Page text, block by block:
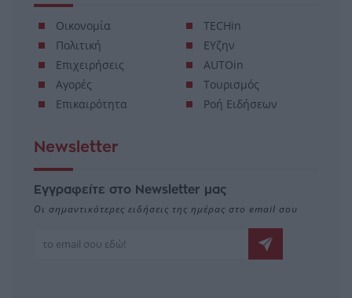
Οικονομία
Πολιτική
Επιχειρήσεις
Αγορές
Επικαιρότητα
TECHin
ΕΥζην
AUTOin
Τουρισμός
Ροή Ειδήσεων
Newsletter
Εγγραφείτε στο Newsletter μας
Οι σημαντικότερες ειδήσεις της ημέρας στο email σου